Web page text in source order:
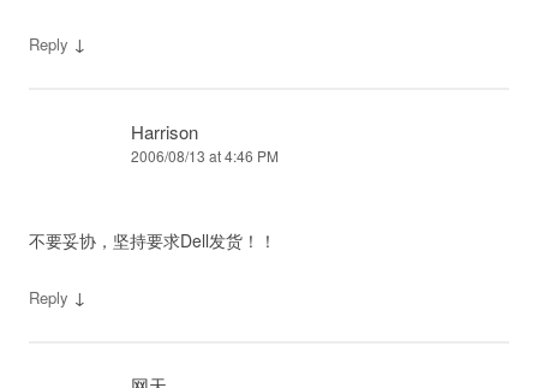
Reply ↓
Harrison
2006/08/13 at 4:46 PM
不要妥协，坚持要求Dell发货！！
Reply ↓